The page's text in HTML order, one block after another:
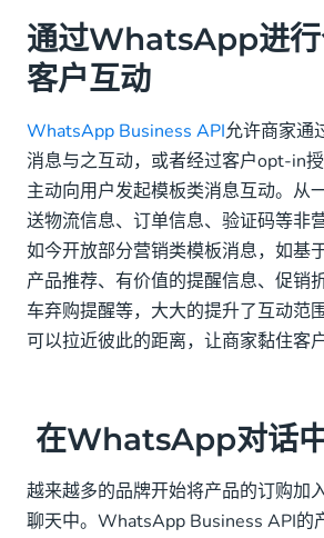
通过WhatsApp进行
客户互动
WhatsApp Business API允许商家通
消息与之互动，或者经过客户opt-in
主动向用户发起模板类消息互动。从
送物流信息、订单信息、验证码等非
如今开放部分营销类模板消息，如基
产品推荐、有价值的提醒信息、促销
车弃购提醒等，大大的提升了互动范
可以拉近彼此的距离，让商家黏住客户
在WhatsApp对话
越来越多的品牌开始将产品的订购加
聊天中。WhatsApp Business API的